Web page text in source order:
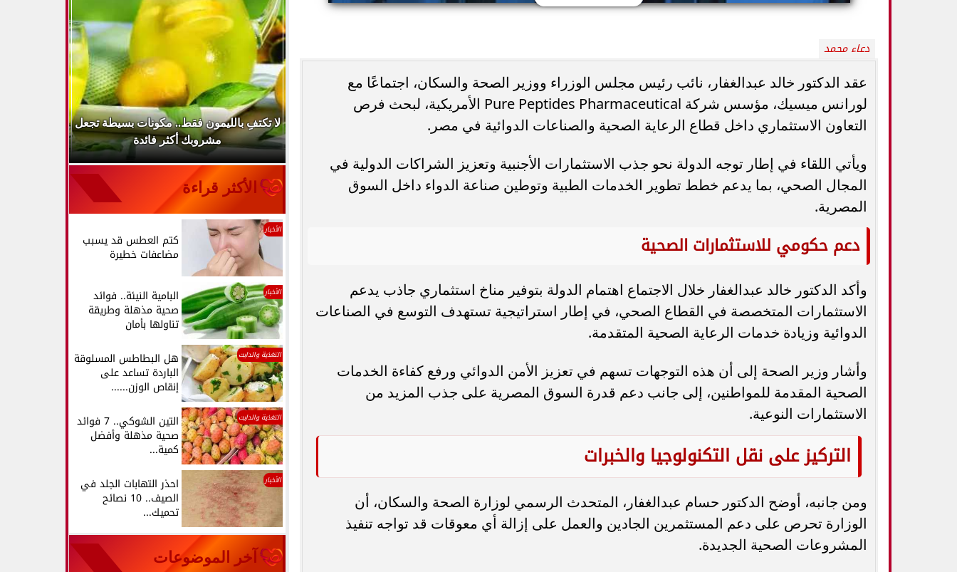
دعاء محمد
عقد الدكتور خالد عبدالغفار، نائب رئيس مجلس الوزراء ووزير الصحة والسكان، اجتماعًا مع
لورانس ميسيك، مؤسس شركة Pure Peptides Pharmaceutical الأمريكية، لبحث فرص
التعاون الاستثماري داخل قطاع الرعاية الصحية والصناعات الدوائية في مصر.
ويأتي اللقاء في إطار توجه الدولة نحو جذب الاستثمارات الأجنبية وتعزيز الشراكات الدولية في
المجال الصحي، بما يدعم خطط تطوير الخدمات الطبية وتوطين صناعة الدواء داخل السوق
المصرية.
دعم حكومي للاستثمارات الصحية
وأكد الدكتور خالد عبدالغفار خلال الاجتماع اهتمام الدولة بتوفير مناخ استثماري جاذب يدعم
الاستثمارات المتخصصة في القطاع الصحي، في إطار استراتيجية تستهدف التوسع في الصناعات
الدوائية وزيادة خدمات الرعاية الصحية المتقدمة.
وأشار وزير الصحة إلى أن هذه التوجهات تسهم في تعزيز الأمن الدوائي ورفع كفاءة الخدمات
الصحية المقدمة للمواطنين، إلى جانب دعم قدرة السوق المصرية على جذب المزيد من
الاستثمارات النوعية.
التركيز على نقل التكنولوجيا والخبرات
ومن جانبه، أوضح الدكتور حسام عبدالغفار، المتحدث الرسمي لوزارة الصحة والسكان، أن
الوزارة تحرص على دعم المستثمرين الجادين والعمل على إزالة أي معوقات قد تواجه تنفيذ
المشروعات الصحية الجديدة.
5 خطوات بسيطة تحميك من السكري
وزارة الصحة تحذر من الإفراط في
طريقة عمل الملبن بعين الجمل في البيت..
لا تكتفِ بالليمون فقط.. مكونات بسيطة تجعل
مشروبك أكثر فائدة
الأكثر قراءة
الأخبار
كتم العطس قد يسبب
مضاعفات خطيرة
الأخبار البامية النيئة.. فوائد
صحية مذهلة وطريقة
تناولها بأمان
التغذية والدايت هل البطاطس المسلوقة
الباردة تساعد على
إنقاص الوزن......
التغذية والدايت التين الشوكي.. 7 فوائد
صحية مذهلة وأفضل
كمية...
الأخبار احذر التهابات الجلد في
الصيف.. 10 نصائح
تحميك...
آخر الموضوعات